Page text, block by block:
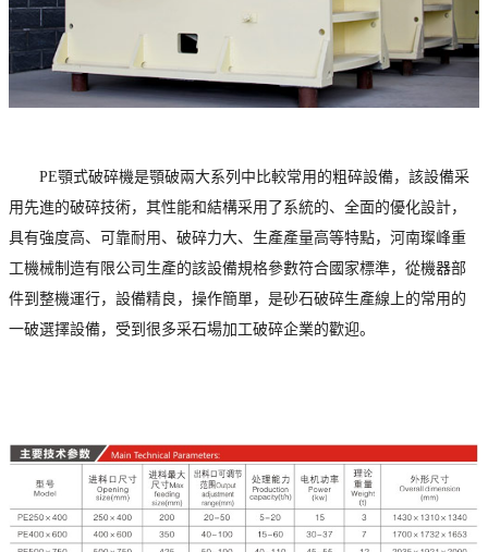
PE顎式破碎機是顎破兩大系列中比較常用的粗碎設備，該設備采
用先進的破碎技術，其性能和結構采用了系統的、全面的優化設計，
具有強度高、可靠耐用、破碎力大、生產產量高等特點，河南璨峰重
工機械制造有限公司生產的該設備規格參數符合國家標準，從機器部
件到整機運行，設備精良，操作簡單，是砂石破碎生產線上的常用的
一破選擇設備，受到很多采石場加工破碎企業的歡迎。